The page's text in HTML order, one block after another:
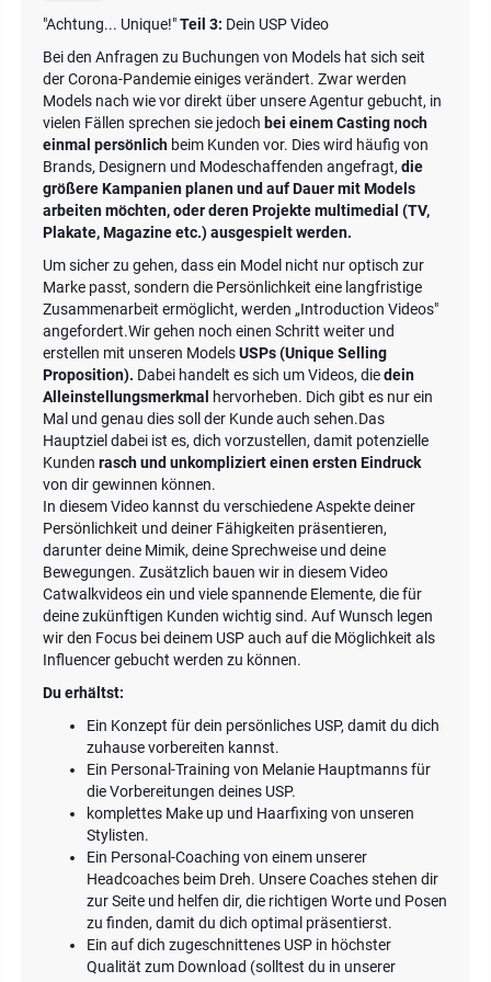
"Achtung... Unique!"Teil 3: Dein USP Video
Bei den Anfragen zu Buchungen von Models hat sich seit
der Corona-Pandemie einiges verändert. Zwar werden
Models nach wie vor direkt über unsere Agentur gebucht, in
vielen Fällen sprechen sie jedoch bei einem Casting noch
einmal persönlich beim Kunden vor. Dies wird häufig von
Brands, Designern und Modeschaffenden angefragt, die
größere Kampanien planen und auf Dauer mit Models
arbeiten möchten, oder deren Projekte multimedial (TV,
Plakate, Magazine etc.) ausgespielt werden.
Um sicher zu gehen, dass ein Model nicht nur optisch zur
Marke passt, sondern die Persönlichkeit eine langfristige
Zusammenarbeit ermöglicht, werden „Introduction Videos"
angefordert.Wir gehen noch einen Schritt weiter und
erstellen mit unseren ModelsUSPs (Unique Selling
Proposition). Dabei handelt es sich um Videos, diedein
Alleinstellungsmerkmal
hervorheben. Dich gibt es nur ein
Mal und genau dies soll der Kunde auch sehen.Das
Hauptziel dabei ist es, dich vorzustellen, damit potenzielle
Kunden rasch und unkompliziert einen ersten Eindruck
von dir gewinnen können.
In diesem Video kannst du verschiedene Aspekte deiner
Persönlichkeit und deiner Fähigkeiten präsentieren,
darunter deine Mimik, deine Sprechweise und deine
Bewegungen. Zusätzlich bauen wir in diesem Video
Catwalkvideos ein und viele spannende Elemente, die für
deine zukünftigen Kunden wichtig sind. Auf Wunsch legen
wir den Focus bei deinem USP auch auf die Möglichkeit als
Influencer gebucht werden zu können.
Du erhältst:
Ein Konzept für dein persönliches USP, damit du dich
zuhause vorbereiten kannst.
Ein Personal-Training von Melanie Hauptmanns für
die Vorbereitungen deines USP.
komplettes Make up und Haarfixing von unseren
Stylisten.
Ein Personal-Coaching von einem unserer
Headcoaches beim Dreh. Unsere Coaches stehen dir
zur Seite und helfen dir, die richtigen Worte und Posen
zu finden, damit du dich optimal präsentierst.
Ein auf dich zugeschnittenes USP in höchster
Qualität zum Download (solltest du in unserer